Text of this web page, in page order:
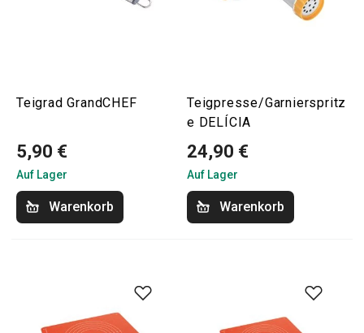
Teigrad GrandCHEF
5,90 €
Auf Lager
Warenkorb
Teigpresse/Garnierspritz
e DELÍCIA
24,90 €
Auf Lager
Warenkorb